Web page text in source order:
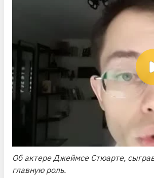
Об актере Джеймсе Стюарте,
главную роль.